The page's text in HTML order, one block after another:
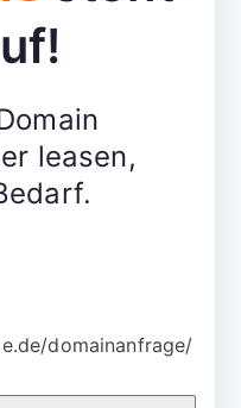
leasen,
domainanfrage/